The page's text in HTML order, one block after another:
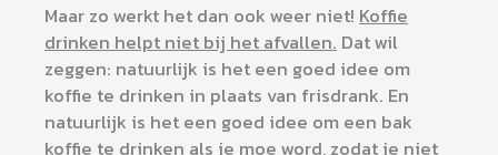
Maar zo werkt het dan ook weer niet! Koffie
drinken helpt niet bij het afvallen. Dat wil
zeggen: natuurlijk is het een goed idee om
koffie te drinken in plaats van frisdrank. En
natuurlijk is het een goed idee om een bak
koffie te drinken als je moe word, zodat je niet